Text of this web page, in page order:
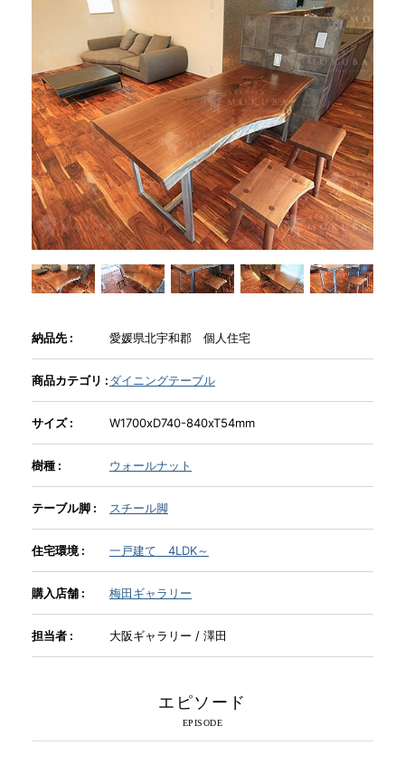
商品情報
直営店
イベント
WEBカタログ
新入荷情報
納品事例
INFORMATION
MOKUBA CHANNEL
よくあるご質問
納品先 : 愛媛県北宇和郡 個人住宅
商品カテゴリ :ダイニングテーブル
サイズ : W1700xD740-840xT54mm
樹種 : ウォールナット
テーブル脚 : スチール脚
住宅環境 : 一戸建て 4LDK～
購入店舗 : 梅田ギャラリー
担当者 : 大阪ギャラリー / 澤田
エピソード